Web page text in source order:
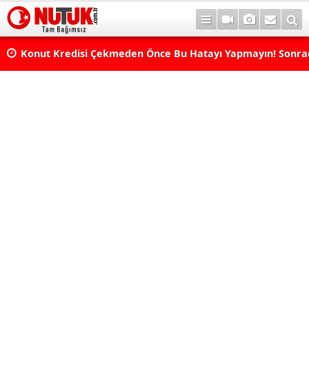
Konut Kredisi Çekmeden Önce Bu Hatayı Yapmayın!